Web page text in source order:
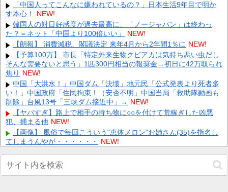
【画像】 テレ朝の気象予報士さん、意外と小さかった NEW!
【悲報】 有吉、一般人に「ド正論」を叩きつけて炎上ｗｗｗｗｗ
ｗｗｗ NEW!
【画像】 ワイ「アルファードいいなあ。買いに行くか」店員「ほ
いっ見積もりな！」ワイ「金額おかしくね？」←お前らもそう思
う... NEW!
【画像】 「キム兄」こと芸人・木村祐一さん（63歳）、最新の松
本人志さんとのツーショットが完全に別人だとネット騒然！
「... NEW!
【凄すぎる】 力士の嫁に美人が多い理由→「これ」だったｗｗｗ
ｗｗｗｗ NEW!
【悲報】 楽天、ガチで逝くｗｗｗｗｗｗｗｗｗｗｗｗｗｗｗｗｗ
ｗｗｗ NEW!
Powered by livedoor 相互RSS
「中国人ってこんなに嫌われているの？」日本生活9年目で明か
す本心！
NEW!
韓国人の対日好感度が過去最高に、「ノージャパン」は終わっ
た？＝ネット「中国より100倍いい」
NEW!
【朗報】 消費減税、閣議決定 来年4月から2年間1％に NEW!
【予算100万】 市長「特定外来生物クビアカは気持ち悪い虫だし
そんな需要ないと思う」1匹300円相当の報奨金→初日に42万取られ
焦り NEW!
中国「大洪水！」中国ダム「決壊」地元民「公式発表より死者多
い！」中国政府「住民拘束！（安否不明」中国当局「救助隊動画も
削除」台風13号「三峡ダム接近中」→ NEW!
【ヤバすぎ】路上で相手の持ち物に○○を付けて荒稼ぎした凶悪
犯、捕まる他 NEW!
【画像】 風俗で毎回こういう"恵体メロン"お姉さん(35)を指名し
てしまうんやが・・・・・・
NEW!
だった某アプリが遂に……他
【画像】 フリーアナの宇垣美里(35)さん、パンッパンの乳房がエ